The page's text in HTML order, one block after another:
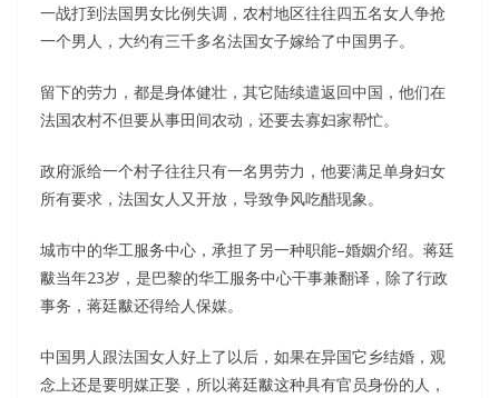
一战打到法国男女比例失调，农村地区往往四五名女人争抢
一个男人，大约有三千多名法国女子嫁给了中国男子。
留下的劳力，都是身体健壮，其它陆续遣返回中国，他们在
法国农村不但要从事田间农动，还要去寡妇家帮忙。
政府派给一个村子往往只有一名男劳力，他要满足单身妇女
所有要求，法国女人又开放，导致争风吃醋现象。
城市中的华工服务中心，承担了另一种职能–婚姻介绍。蒋廷
黻当年23岁，是巴黎的华工服务中心干事兼翻译，除了行政
事务，蒋廷黻还得给人保媒。
中国男人跟法国女人好上了以后，如果在异国它乡结婚，观
念上还是要明媒正娶，所以蒋廷黻这种具有官员身份的人，